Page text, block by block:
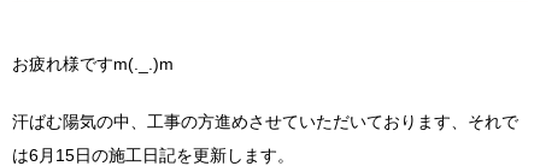
お疲れ様ですm(._.)m
汗ばむ陽気の中、工事の方進めさせていただいております、それで
は6月15日の施工日記を更新します。